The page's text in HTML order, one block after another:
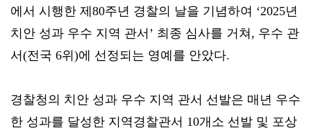
에서 시행한 제80주년 경찰의 날을 기념하여 ‘2025년
치안 성과 우수 지역 관서’ 최종 심사를 거쳐, 우수 관
서(전국 6위)에 선정되는 영예를 안았다.
경찰청의 치안 성과 우수 지역 관서 선발은 매년 우수
한 성과를 달성한 지역경찰관서 10개소 선발 및 포상